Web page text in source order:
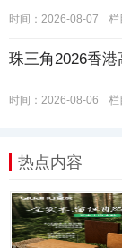
时间：2026-08-07 栏
珠三角2026香
时间：2026-08-06 栏
热点内容